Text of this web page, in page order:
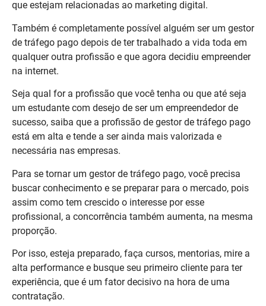
que estejam relacionadas ao marketing digital.
Também é completamente possível alguém ser um gestor
de tráfego pago depois de ter trabalhado a vida toda em
qualquer outra profissão e que agora decidiu empreender
na internet.
Seja qual for a profissão que você tenha ou que até seja
um estudante com desejo de ser um empreendedor de
sucesso, saiba que a profissão de gestor de tráfego pago
está em alta e tende a ser ainda mais valorizada e
necessária nas empresas.
Para se tornar um gestor de tráfego pago, você precisa
buscar conhecimento e se preparar para o mercado, pois
assim como tem crescido o interesse por esse
profissional, a concorrência também aumenta, na mesma
proporção.
Por isso, esteja preparado, faça cursos, mentorias, mire a
alta performance e busque seu primeiro cliente para ter
experiência, que é um fator decisivo na hora de uma
contratação.